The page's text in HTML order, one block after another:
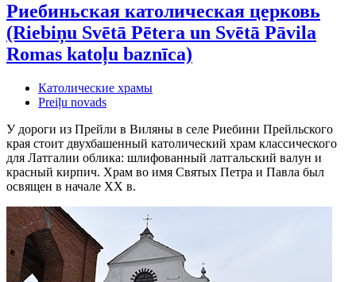
Риебиньская католическая церковь
(Riebiņu Svētā Pētera un Svētā Pāvila
Romas katoļu baznīca)
Католические храмы
Preiļu novads
У дороги из Прейли в Виляны в селе Риебини Прейльского
края стоит двухбашенный католический храм классического
для Латгалии облика: шлифованный латгальский валун и
красный кирпич. Храм во имя Святых Петра и Павла был
освящен в начале XX в.